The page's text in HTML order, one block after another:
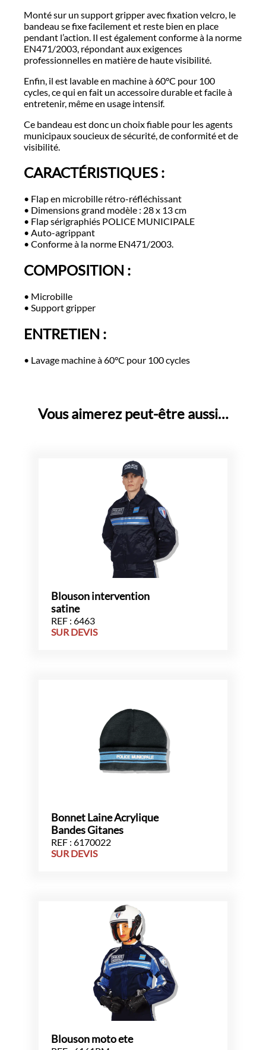
Monté sur un support gripper avec fixation velcro, le
bandeau se fixe facilement et reste bien en place
pendant l’action. Il est également conforme à la norme
EN471/2003, répondant aux exigences
professionnelles en matière de haute visibilité.
Enfin, il est lavable en machine à 60°C pour 100
cycles, ce qui en fait un accessoire durable et facile à
entretenir, même en usage intensif.
Ce bandeau est donc un choix fiable pour les agents
municipaux soucieux de sécurité, de conformité et de
visibilité.
CARACTÉRISTIQUES :
• Flap en microbille rétro-réfléchissant
• Dimensions grand modèle : 28 x 13 cm
• Flap sérigraphiés POLICE MUNICIPALE
• Auto-agrippant
• Conforme à la norme EN471/2003.
COMPOSITION :
• Microbille
• Support gripper
ENTRETIEN :
• Lavage machine à 60°C pour 100 cycles
Vous aimerez peut-être aussi…
Blouson intervention
satine
REF : 6463
SUR DEVIS
Bonnet Laine Acrylique
Bandes Gitanes
REF : 6170022
SUR DEVIS
Blouson moto ete